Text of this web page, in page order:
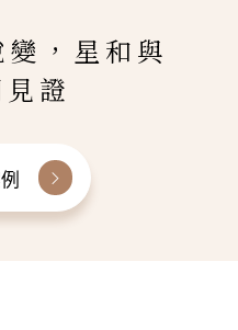
，星和與
證